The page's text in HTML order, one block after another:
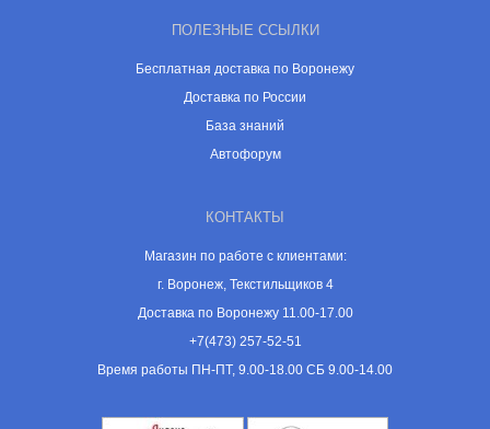
ПОЛЕЗНЫЕ ССЫЛКИ
Бесплатная доставка по Воронежу
Доставка по России
База знаний
Автофорум
КОНТАКТЫ
Магазин по работе с клиентами:
г. Воронеж, Текстильщиков 4
Доставка по Воронежу 11.00-17.00
+7(473) 257-52-51
Время работы ПН-ПТ, 9.00-18.00 СБ 9.00-14.00